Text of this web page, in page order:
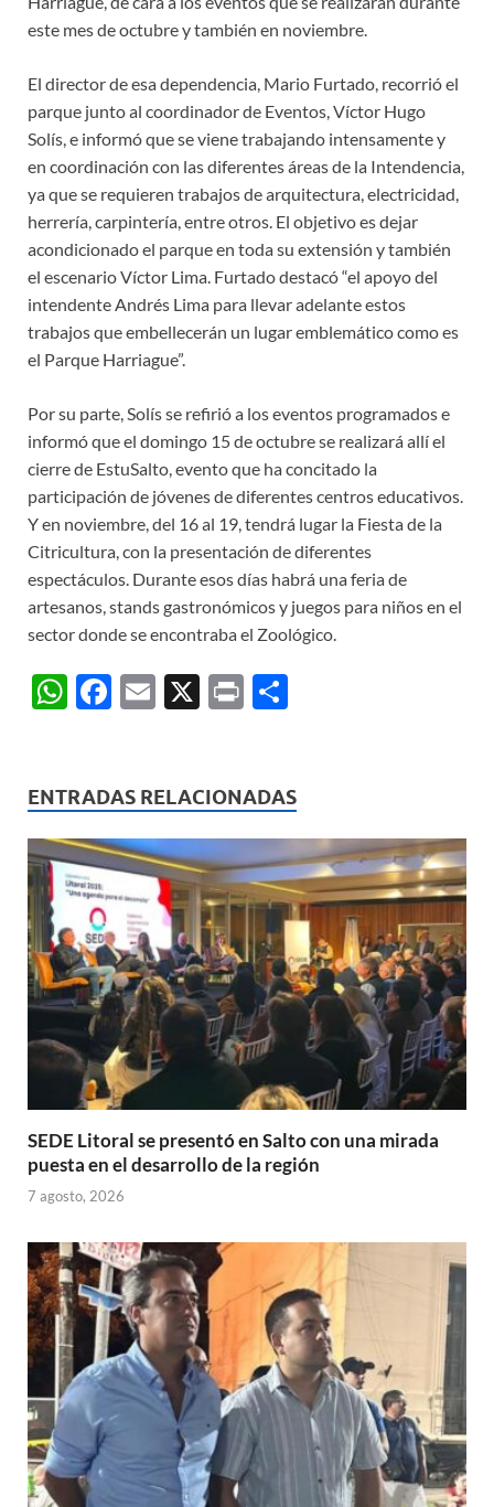
este mes de octubre y también en noviembre.
El director de esa dependencia, Mario Furtado, recorrió el
parque junto al coordinador de Eventos, Víctor Hugo
Solís, e informó que se viene trabajando intensamente y
en coordinación con las diferentes áreas de la Intendencia,
ya que se requieren trabajos de arquitectura, electricidad,
herrería, carpintería, entre otros. El objetivo es dejar
acondicionado el parque en toda su extensión y también
el escenario Víctor Lima. Furtado destacó “el apoyo del
intendente Andrés Lima para llevar adelante estos
trabajos que embellecerán un lugar emblemático como es
el Parque Harriague”.
Por su parte, Solís se refirió a los eventos programados e
informó que el domingo 15 de octubre se realizará allí el
cierre de EstuSalto, evento que ha concitado la
participación de jóvenes de diferentes centros educativos.
Y en noviembre, del 16 al 19, tendrá lugar la Fiesta de la
Citricultura, con la presentación de diferentes
espectáculos. Durante esos días habrá una feria de
artesanos, stands gastronómicos y juegos para niños en el
sector donde se encontraba el Zoológico.
W
s
A
p
p
F
b
o
o
k
E
X
P
p
ar
ti
r
ENTRADAS RELACIONADAS
SEDE Litoral se presentó en Salto con una mirada
puesta en el desarrollo de la región
7 agosto, 2026